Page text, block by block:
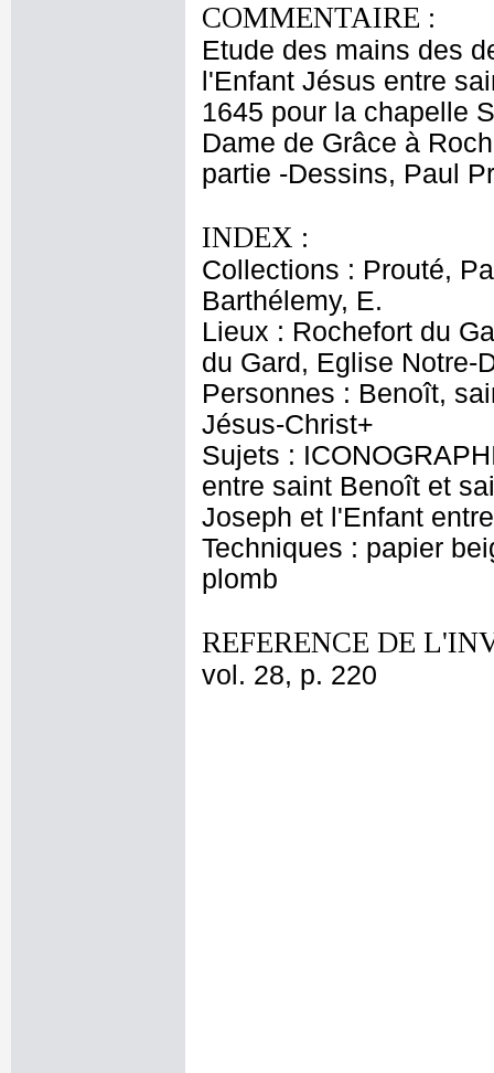
COMMENTAIRE :
Etude des mains des
l'Enfant Jésus entre
1645 pour la chapelle
Dame de Grâce à
partie -Dessins, Paul
INDEX :
Collections : Prouté,
Barthélemy, E.
Lieux : Rochefort du
du Gard, Eglise Notre-
Personnes : Benoît,
Jésus-Christ+
Sujets :
entre saint Benoît et
Joseph et l'Enfant
Techniques : papier
plomb
REFERENCE DE
vol. 28, p. 220